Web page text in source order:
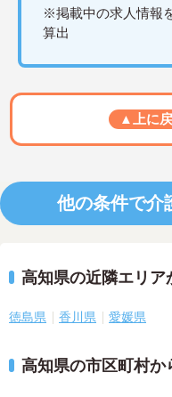
※掲載中の求人情報
算出
▲上に
他の条件で介
高知県の近隣エリ
徳島県 香川県 愛媛県
高知県の市区町村